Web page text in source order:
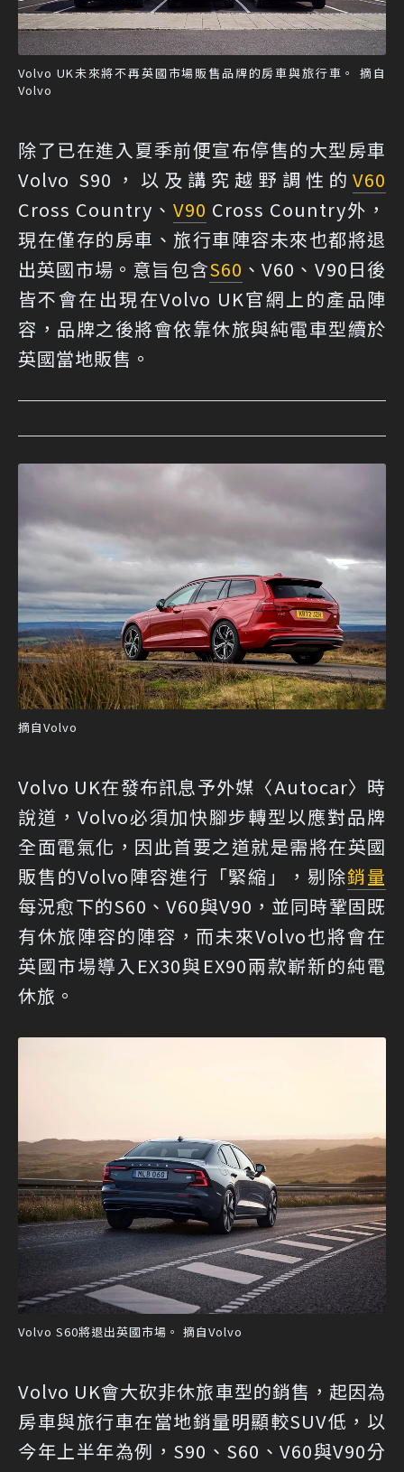
Volvo UK未來將不再英國市場販售品牌的房車與旅行車。 摘自
Volvo
除了已在進入夏季前便宣布停售的大型房車
Volvo S90，以及講究越野調性的 V60
Cross Country、 V90 Cross Country外，
現在僅存的房車、旅行車陣容未來也都將退
出英國市場。意旨包含S60 、V60、V90日後
皆不會在出現在Volvo UK官網上的產品陣
容，品牌之後將會依靠休旅與純電車型續於
英國當地販售。
摘自Volvo
Volvo UK在發布訊息予外媒〈Autocar〉時
說道，Volvo必須加快腳步轉型以應對品牌
全面電氣化，因此首要之道就是需將在英國
販售的Volvo陣容進行「緊縮」，剔除銷量
每況愈下的S60、V60與V90，並同時鞏固既
有休旅陣容的陣容，而未來Volvo也將會在
英國市場導入EX30與EX90兩款嶄新的純電
休旅。
Volvo S60將退出英國市場。 摘自Volvo
Volvo UK會大砍非休旅車型的銷售，起因為
房車與旅行車在當地銷量明顯較SUV低，以
今年上半年為例，S90、S60、V60與V90分